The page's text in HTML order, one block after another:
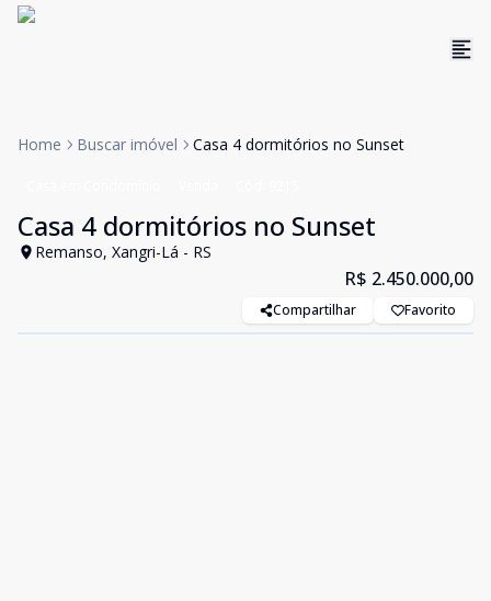
Home Buscar imóvel Casa 4 dormitórios no Sunset
Casa 4 dormitórios no Sunset
Remanso, Xangri-Lá - RS
R$ 2.450.000,00
Compartilhar Favorito